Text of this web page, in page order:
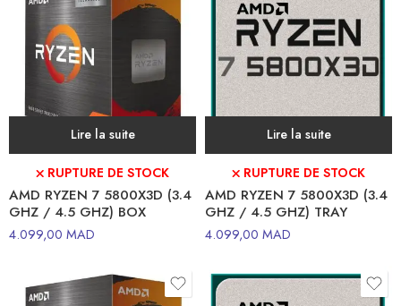
Lire la suite
⛌ RUPTURE DE STOCK
AMD RYZEN 7 5800X3D (3.4
GHZ / 4.5 GHZ) BOX
4.099,00 MAD
Lire la suite
⛌ RUPTURE DE STOCK
AMD RYZEN 7 5800X3D (3.4
GHZ / 4.5 GHZ) TRAY
4.099,00 MAD